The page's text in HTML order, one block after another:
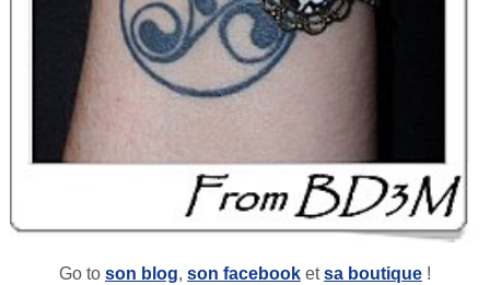
Go to son blog, son facebook etsa boutique !